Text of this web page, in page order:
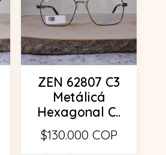
ZEN 62807 C3
Metálicá
Hexagonal C..
$130.000 COP